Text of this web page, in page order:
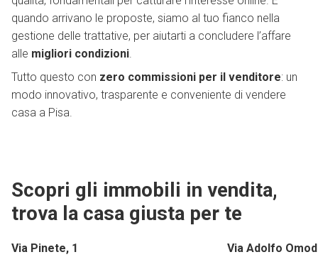
quando arrivano le proposte, siamo al tuo fianco nella
gestione delle trattative, per aiutarti a concludere l’affare
alle migliori condizioni.
Tutto questo con zero commissioni per il venditore: un
modo innovativo, trasparente e conveniente di vendere
casa a Pisa.
Scopri gli immobili in vendita,
trova la casa giusta per te
Via Pinete, 1 Via Adolfo